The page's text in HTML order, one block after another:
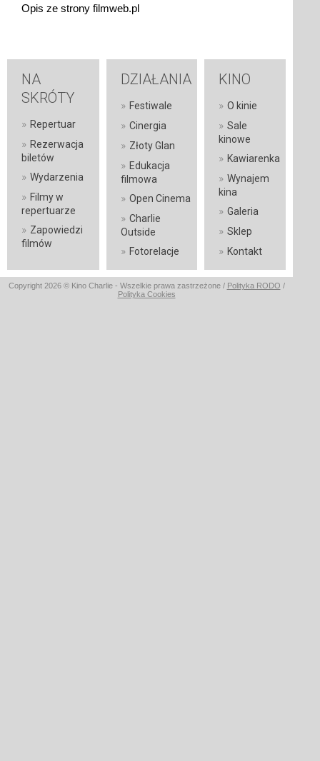
Opis ze strony filmweb.pl
NA
SKRÓTY
» Repertuar
» Rezerwacja
biletów
» Wydarzenia
» Filmy w
repertuarze
» Zapowiedzi
filmów
DZIAŁANIA
» Festiwale
» Cinergia
» Złoty Glan
» Edukacja
filmowa
» Open Cinema
» Charlie
Outside
» Fotorelacje
KINO
» O kinie
» Sale
kinowe
» Kawiarenka
» Wynajem
kina
» Galeria
» Sklep
» Kontakt
Copyright 2026 © Kino Charlie - Wszelkie prawa zastrzeżone / Polityka RODO /
Polityka Cookies